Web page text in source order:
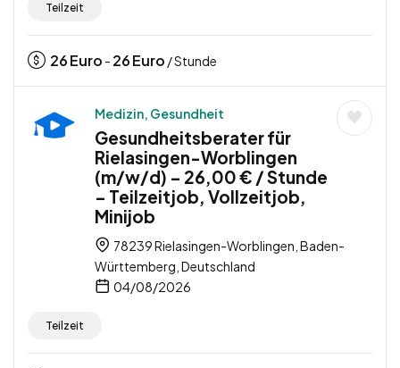
Teilzeit
26Euro - 26Euro / Stunde
Medizin, Gesundheit
Gesundheitsberater für
Rielasingen-Worblingen
(m/w/d) – 26,00 € / Stunde
– Teilzeitjob, Vollzeitjob,
Minijob
78239 Rielasingen-Worblingen, Baden-
Württemberg, Deutschland
04/08/2026
Teilzeit